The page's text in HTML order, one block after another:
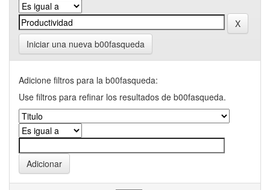
Iniciar una nueva b00fasqueda
Adicione filtros para la b00fasqueda:
Use filtros para refinar los resultados de b00fasqueda.